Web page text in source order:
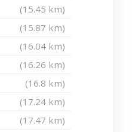
(15.45 km)
(15.87 km)
(16.04 km)
(16.26 km)
(16.8 km)
(17.24 km)
(17.47 km)